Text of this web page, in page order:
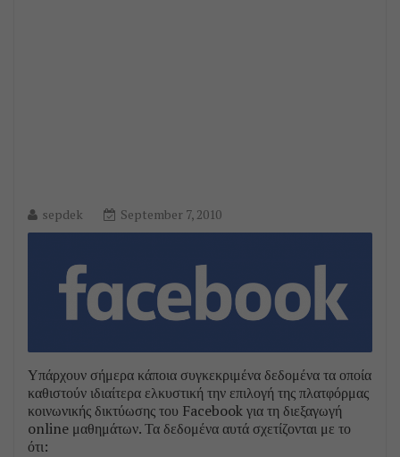
sepdek September 7, 2010
Υπάρχουν σήμερα κάποια συγκεκριμένα δεδομένα τα οποία
καθιστούν ιδιαίτερα ελκυστική την επιλογή της πλατφόρμας
κοινωνικής δικτύωσης του Facebook για τη διεξαγωγή
online μαθημάτων. Τα δεδομένα αυτά σχετίζονται με το
ότι: